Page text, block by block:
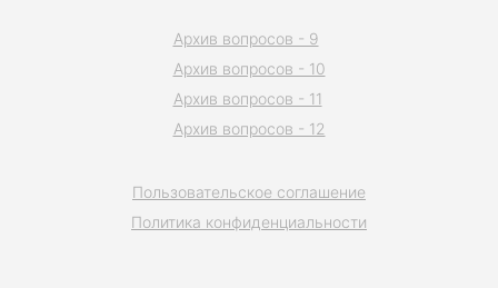
Пользовательское соглашение
Политика конфиденциальности
Архив вопросов - 9
Архив вопросов - 10
Архив вопросов - 11
Архив вопросов - 12